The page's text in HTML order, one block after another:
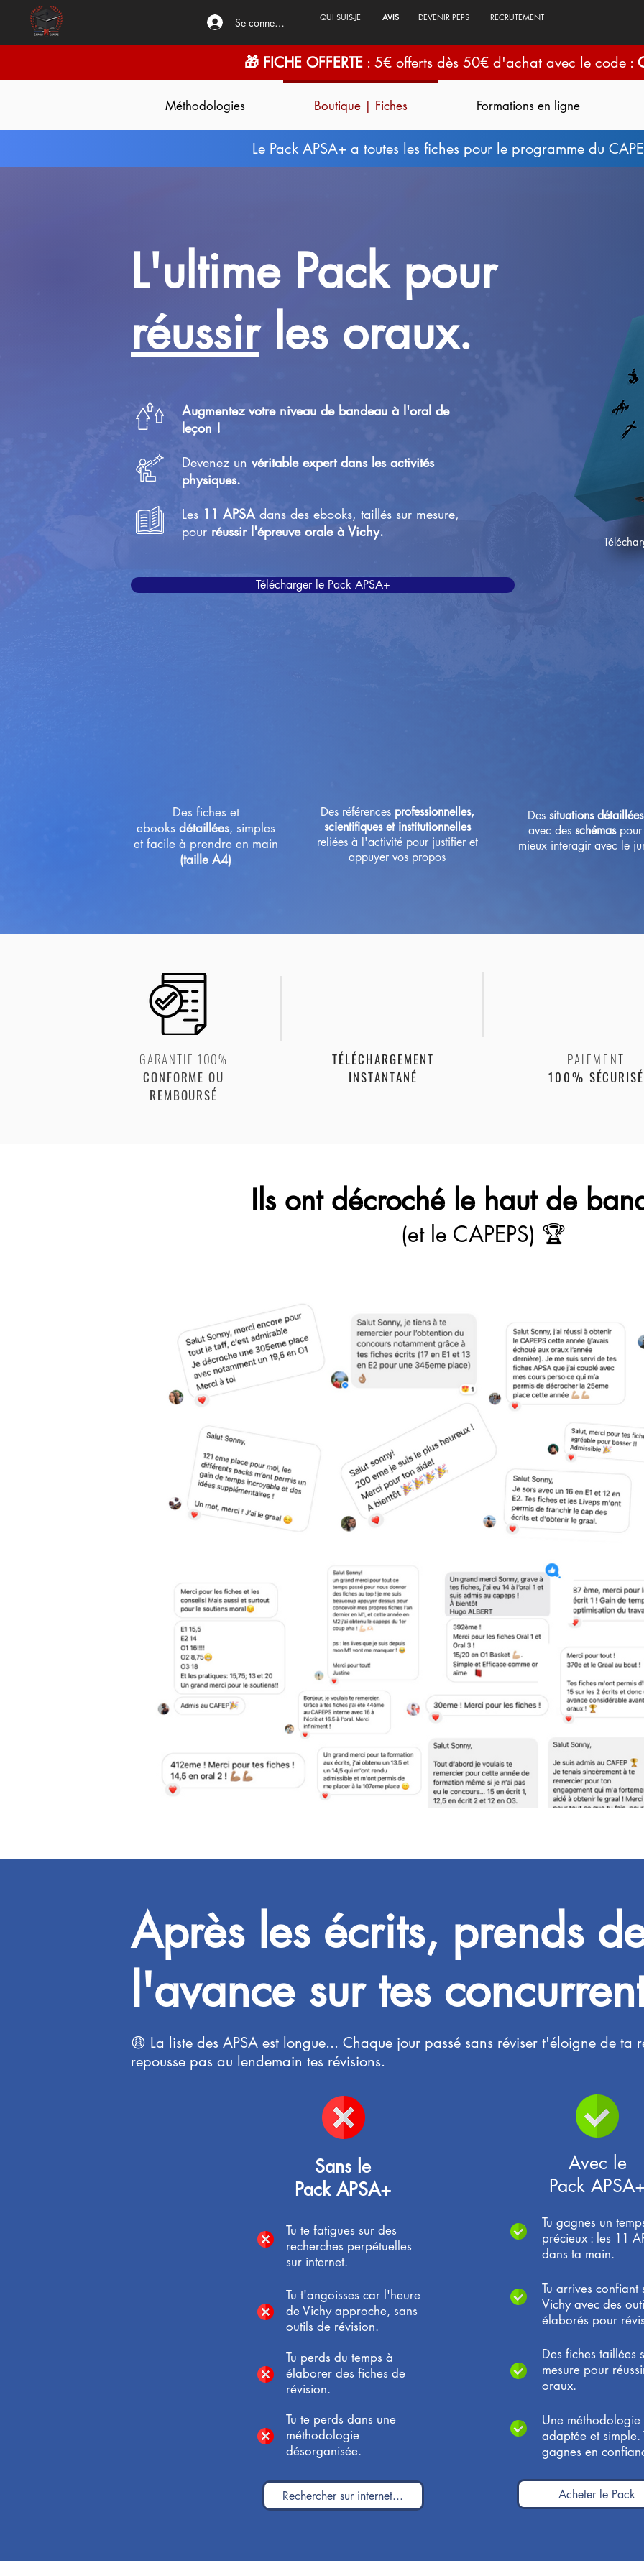
Se connecter QUI SUIS-JE AVIS DEVENIR PEPS RECRUTEMENT
🎁 FICHE OFFERTE: 5€ offerts dès 50€ d'achat avec le code :
Méthodologies Boutique | Fiches Formations en ligne
Le Pack APSA+ a toutes les fiches pour le programme du
L'ultime Pack pour
réussirles oraux.
Augmentez votre niveau de bandeau à l'oral de
leçon !
Devenez un véritable expert dans les activités
physiques.
Les 11 APSAdans des ebooks, taillés sur mesure,
pour réussir l'épreuve orale à Vichy.
Télécharger le Pack APSA+
Des fiches et
ebooks détaillées, simples
et facile à prendre en main
(taille A4)
Des références professionnelles,
scientifiques et institutionnelles
reliées à l'activité pour justifier et
appuyer vos propos
Des situations détaillées
avec des schémaspour
mieux interagir avec le
GARANTIE 100%
CONFORME OU
REMBOURSÉ
TÉLÉCHARGEMENT
INSTANTANÉ
PAIEMENT
100% SÉCURISÉ
Ils ont décroché le haut de
(et le CAPEPS) 🏆
Après les écrits, prends
l'avance sur tes
😩 La liste des APSA est longue... Chaque jour passé sans réviser t'éloigne de ta
repousse pas au lendemain tes révisions.
Sans le
Pack APSA+
Tu te fatigues sur des
recherches perpétuelles
sur internet.
Tu t'angoisses car l'heure
de Vichy approche, sans
outils de révision.
Tu perds du temps à
élaborer des fiches de
révision.
Tu te perds dans une
méthodologie
désorganisée.
Rechercher sur internet...
Avec le
Pack
Tu gagnes un
précieux : les 11
dans ta main.
Tu arrives confiant
Vichy avec des
élaborés pour
Des fiches taillées
mesure pour
oraux.
Une méthodologie
adaptée et simple.
gagnes en
Acheter le Pack